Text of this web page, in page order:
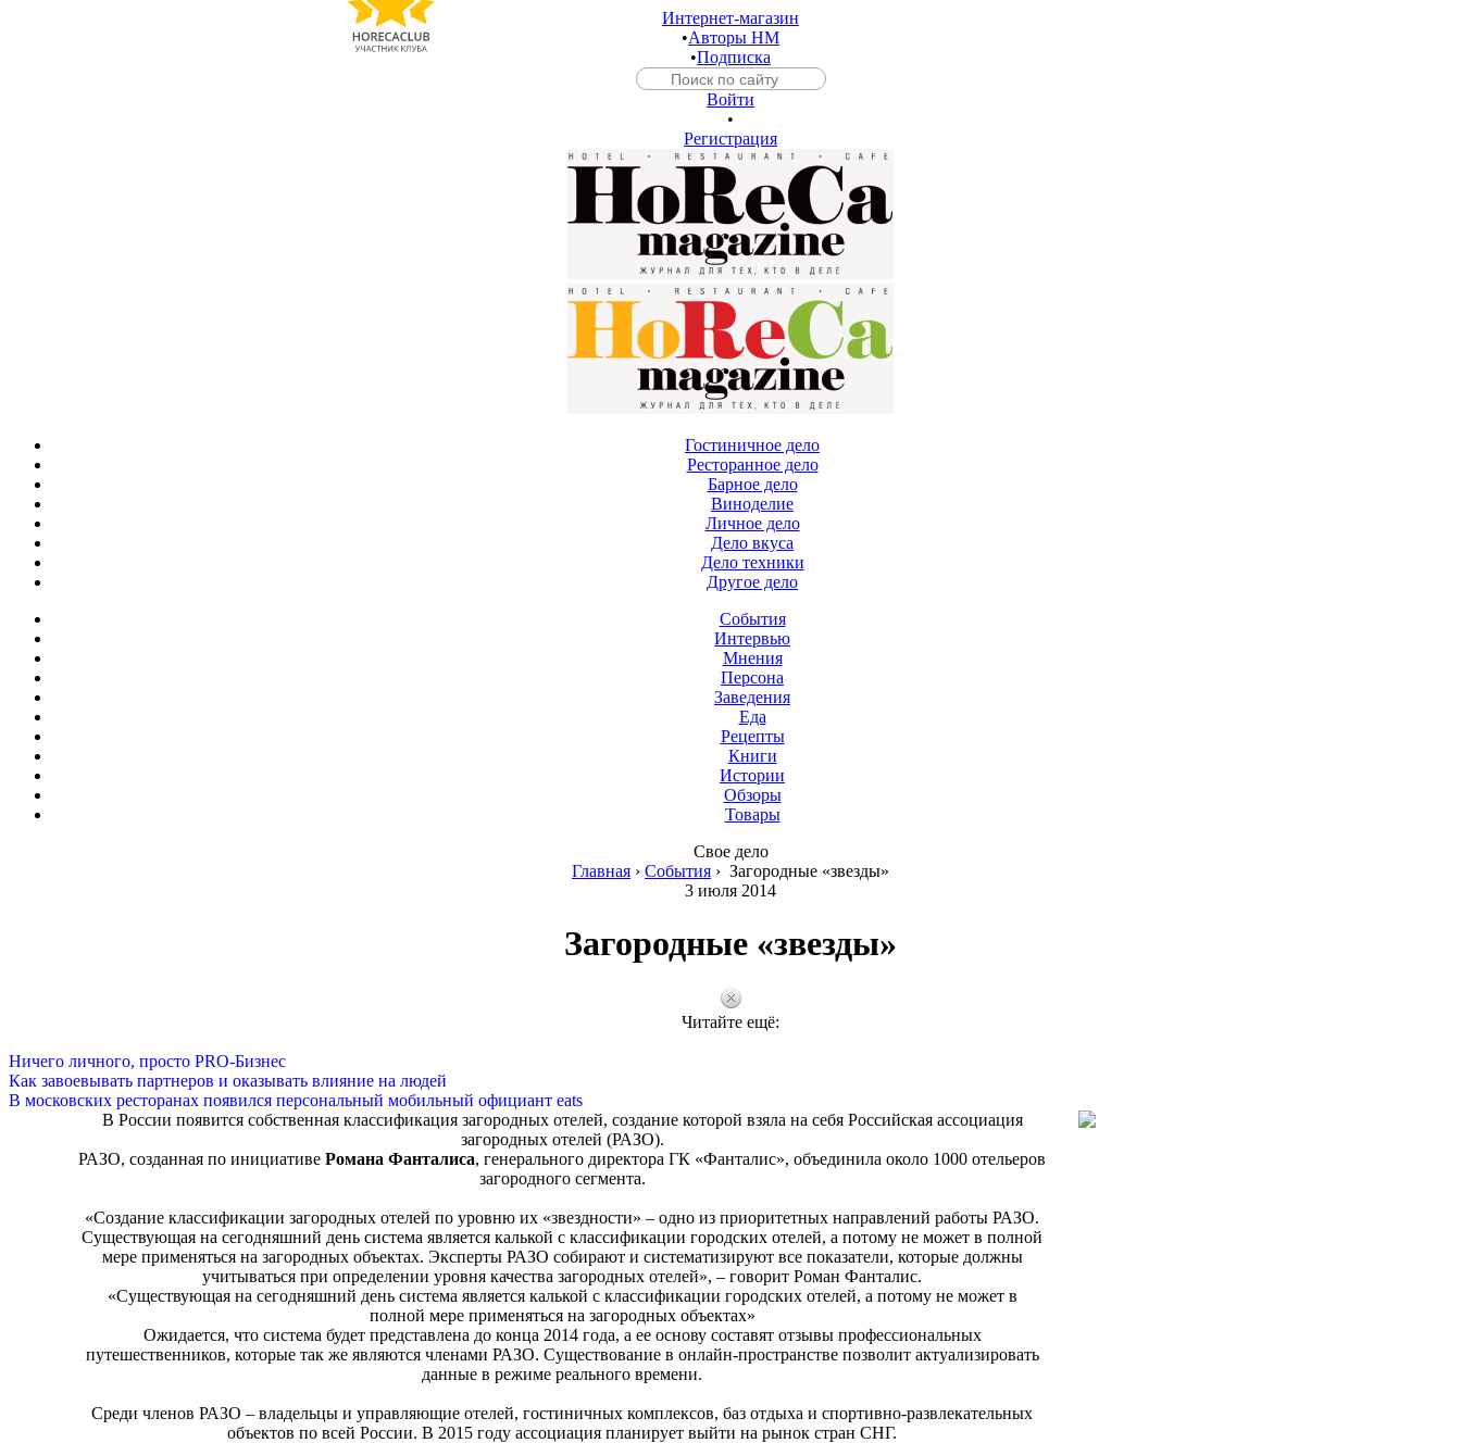
Интернет-магазин
•Авторы HM
•Подписка
Войти
•
Регистрация
Гостиничное дело
Ресторанное дело
Барное дело
Виноделие
Личное дело
Дело вкуса
Дело техники
Другое дело
События
Интервью
Мнения
Персона
Заведения
Еда
Рецепты
Книги
Истории
Обзоры
Товары
Свое дело
Главная › События › Загородные «звезды»
3 июля 2014
Загородные «звезды»
Читайте ещё:
Ничего личного, просто PRO-Бизнес
Как завоевывать партнеров и оказывать влияние на людей
В московских ресторанах появился персональный мобильный официант eats
В России появится собственная классификация загородных отелей, создание которой взяла на себя Российская ассоциация
загородных отелей (РАЗО).
РАЗО, созданная по инициативе Романа Фанталиса, генерального директора ГК «Фанталис», объединила около 1000 отельеров
загородного сегмента.
«Создание классификации загородных отелей по уровню их «звездности» – одно из приоритетных направлений работы РАЗО.
Существующая на сегодняшний день система является калькой с классификации городских отелей, а потому не может в полной
мере применяться на загородных объектах. Эксперты РАЗО собирают и систематизируют все показатели, которые должны
учитываться при определении уровня качества загородных отелей», ‒ говорит Роман Фанталис.
«Существующая на сегодняшний день система является калькой с классификации городских отелей, а потому не может в
полной мере применяться на загородных объектах»
Ожидается, что система будет представлена до конца 2014 года, а ее основу составят отзывы профессиональных
путешественников, которые так же являются членами РАЗО. Существование в онлайн-пространстве позволит актуализировать
данные в режиме реального времени.
Среди членов РАЗО ‒ владельцы и управляющие отелей, гостиничных комплексов, баз отдыха и спортивно-развлекательных
объектов по всей России. В 2015 году ассоциация планирует выйти на рынок стран СНГ.